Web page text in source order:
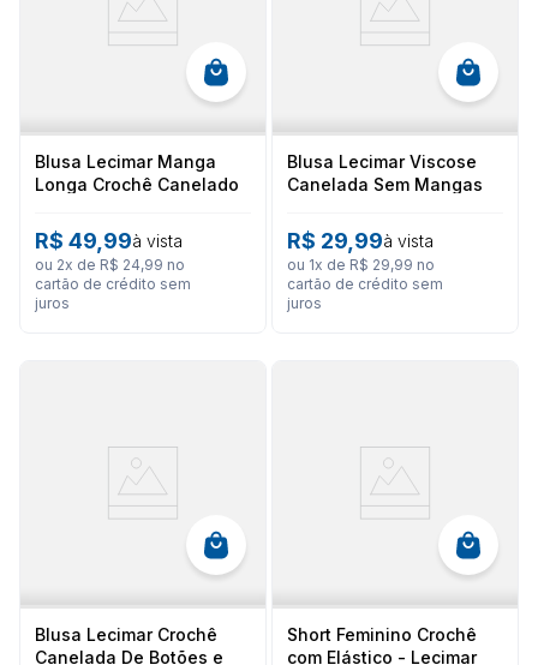
Blusa Lecimar Manga
Longa Crochê Canelado
R$ 49 99à vista
ou 2x de R$ 24,99 no
cartão de crédito sem
juros
Blusa Lecimar Viscose
Canelada Sem Mangas
R$ 29 99à vista
ou 1x de R$ 29,99 no
cartão de crédito sem
juros
Blusa Lecimar Crochê
Canelada De Botões e
Short Feminino Crochê
com Elástico - Lecimar